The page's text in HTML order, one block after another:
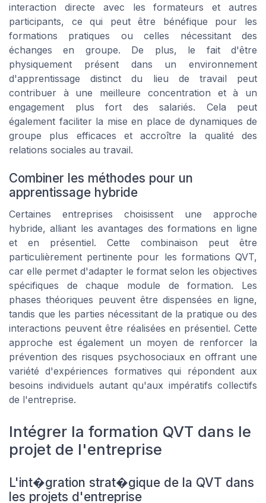
interaction directe avec les formateurs et autres
participants, ce qui peut être bénéfique pour les
formations pratiques ou celles nécessitant des
échanges en groupe. De plus, le fait d'être
physiquement présent dans un environnement
d'apprentissage distinct du lieu de travail peut
contribuer à une meilleure concentration et à un
engagement plus fort des salariés. Cela peut
également faciliter la mise en place de dynamiques de
groupe plus efficaces et accroître la qualité des
relations sociales au travail.
Combiner les méthodes pour un
apprentissage hybride
Certaines entreprises choisissent une approche
hybride, alliant les avantages des formations en ligne
et en présentiel. Cette combinaison peut être
particulièrement pertinente pour les formations QVT,
car elle permet d'adapter le format selon les objectives
spécifiques de chaque module de formation. Les
phases théoriques peuvent être dispensées en ligne,
tandis que les parties nécessitant de la pratique ou des
interactions peuvent être réalisées en présentiel. Cette
approche est également un moyen de renforcer la
prévention des risques psychosociaux en offrant une
variété d'expériences formatives qui répondent aux
besoins individuels autant qu'aux impératifs collectifs
de l'entreprise.
Intégrer la formation QVT dans le
projet de l'entreprise
L'int�gration strat�gique de la QVT dans
les projets d'entreprise